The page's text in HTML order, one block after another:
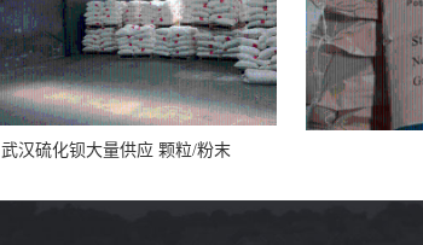
武汉硫化钡大量供应 颗粒/粉末